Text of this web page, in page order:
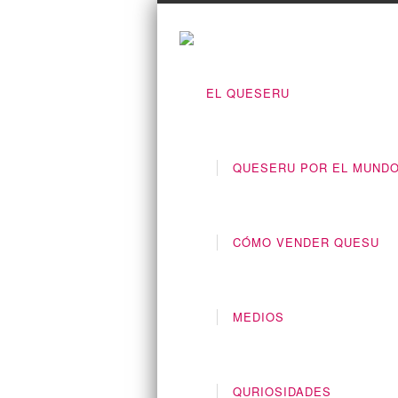
EL QUESERU
QUESERU POR EL
CÓMO VENDER QUESU
MEDIOS
QURIOSIDADES